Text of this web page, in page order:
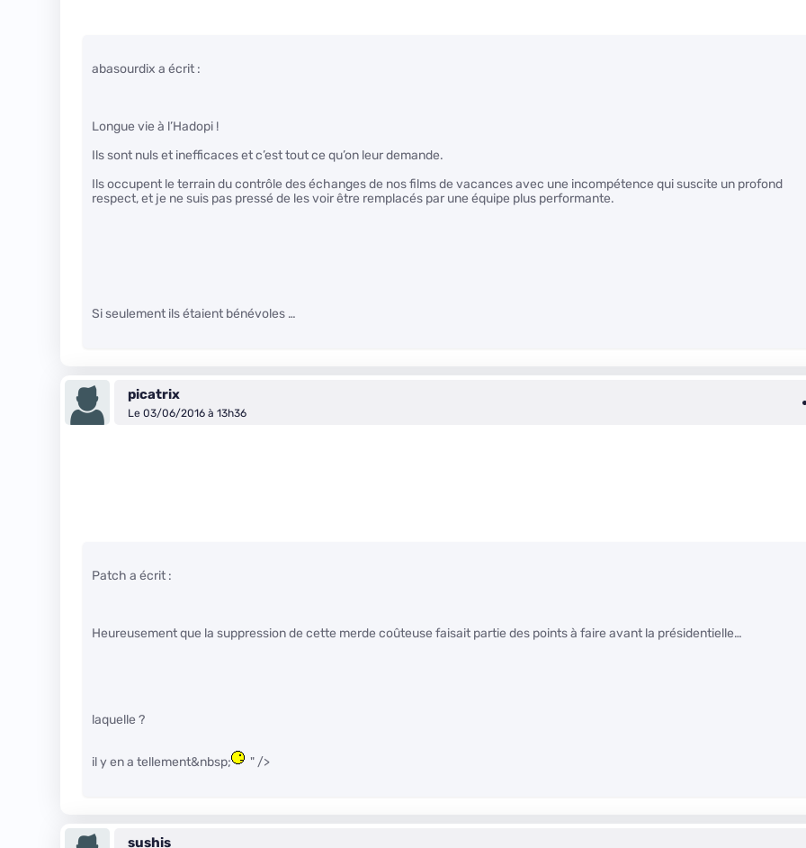
abasourdix a écrit :
Longue vie à l’Hadopi !
Ils sont nuls et inefficaces et c’est tout ce qu’on leur demande.
Ils occupent le terrain du contrôle des échanges de nos films de vacances avec une incompétence qui suscite un profond
respect, et je ne suis pas pressé de les voir être remplacés par une équipe plus performante.
Si seulement ils étaient bénévoles …
picatrix
Le 03/06/2016 à 13h36
Patch a écrit :
Heureusement que la suppression de cette merde coûteuse faisait partie des points à faire avant la présidentielle…
laquelle ?
il y en a tellement&nbsp; " />
sushis